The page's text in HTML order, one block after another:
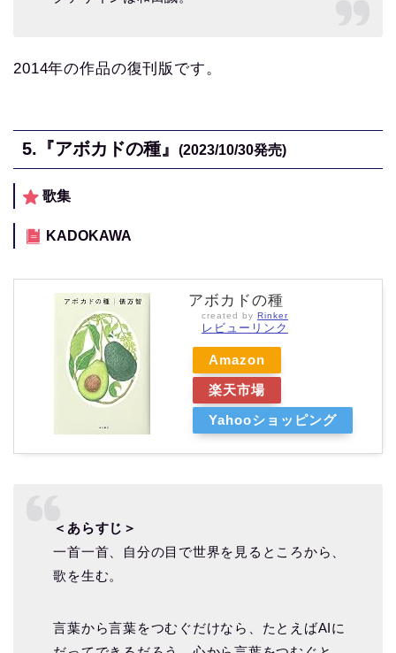
2014年の作品の復刊版です。
5. 『アボカドの種』 (2023/10/30発売)
歌集
KADOKAWA
アボカドの種
created by Rinker
レビューリンク
Amazon
楽天市場
Yahooショッピング
＜あらすじ＞
一首一首、自分の目で世界を見るところから、
歌を生む。
言葉から言葉をつむぐだけなら、たとえばAIに